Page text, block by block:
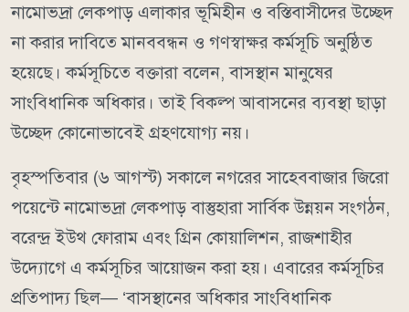
নামোভদ্রা লেকপাড় এলাকার ভূমিহীন ও বস্তিবাসীদের উচ্ছেদ
না করার দাবিতে মানববন্ধন ও গণস্বাক্ষর কর্মসূচি অনুষ্ঠিত
হয়েছে। কর্মসূচিতে বক্তারা বলেন, বাসস্থান মানুষের
সাংবিধানিক অধিকার। তাই বিকল্প আবাসনের ব্যবস্থা ছাড়া
উচ্ছেদ কোনোভাবেই গ্রহণযোগ্য নয়।
বৃহস্পতিবার (৬ আগস্ট) সকালে নগরের সাহেববাজার জিরো
পয়েন্টে নামোভদ্রা লেকপাড় বাস্তুহারা সার্বিক উন্নয়ন সংগঠন,
বরেন্দ্র ইউথ ফোরাম এবং গ্রিন কোয়ালিশন, রাজশাহীর
উদ্যোগে এ কর্মসূচির আয়োজন করা হয়। এবারের কর্মসূচির
প্রতিপাদ্য ছিল— ‘বাসস্থানের অধিকার সাংবিধানিক